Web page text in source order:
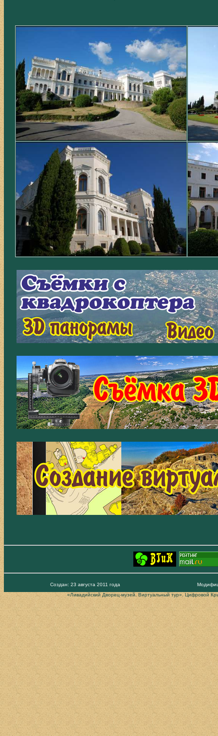
Создан: 23 августа 2011 года
«Ливадийский Дворец-музей. Виртуальный тур». Цифровой